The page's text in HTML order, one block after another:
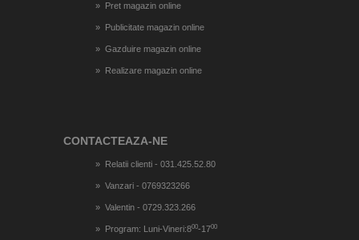
Pret magazin online
Publicitate magazin online
Gazduire magazin online
Realizare magazin online
CONTACTEAZA-NE
Relatii clienti - 031.425.52.80
Vanzari - 0769323266
Valentin - 0729.323.266
Program: Luni-Vineri:800-1700